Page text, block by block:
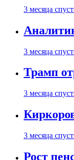
3 месяца
3 месяца
Трамп
3 месяца
3 месяца
Рост